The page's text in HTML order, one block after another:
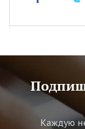
Каждую